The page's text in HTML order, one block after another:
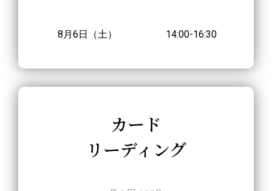
8月6日（土） 14:00-16:30
カード
リーディング